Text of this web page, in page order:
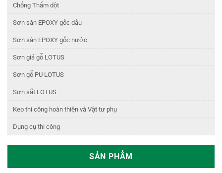
Chống Thấm dột
Sơn sàn EPOXY gốc dầu
Sơn sàn EPOXY gốc nước
Sơn giả gỗ LOTUS
Sơn gỗ PU LOTUS
Sơn sắt LOTUS
Keo thi công hoàn thiện và Vật tư phụ
Dụng cụ thi công
SẢN PHẨM